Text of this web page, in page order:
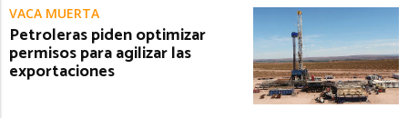
VACA MUERTA
Petroleras piden optimizar
permisos para agilizar las
exportaciones